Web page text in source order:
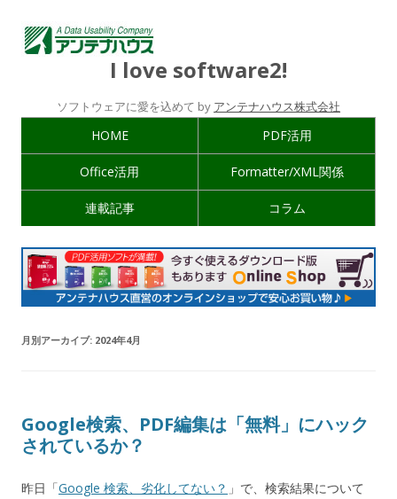
I love software2!
ソフトウェアに愛を込めて by アンテナハウス株式会社
HOME PDF活用
Office活用 Formatter/XML関係
連載記事 コラム
月別アーカイブ: 2024年4月
Google検索、PDF編集は「無料」にハック
されているか？
昨日「Google 検索、劣化してない？ 」で、検索結果について